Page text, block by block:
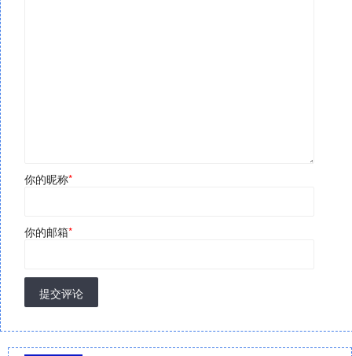
你的昵称*
你的邮箱*
提交评论